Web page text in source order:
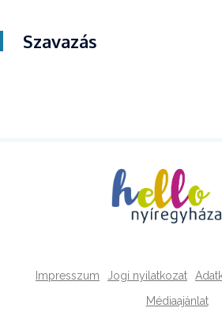
Szavazás
Impresszum Jogi nyilatkozat
Médiaajánlat